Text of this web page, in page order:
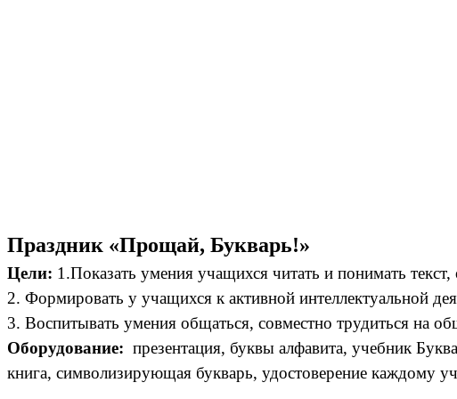
Праздник «Прощай, Букварь!»
Цели: 1.Показать умения учащихся читать и понимать текст,
2. Формировать у учащихся к активной интеллектуальной
3. Воспитывать умения общаться, совместно трудиться на
Оборудование: презентация, буквы алфавита, учебник
книга, символизирующая букварь, удостоверение каждому